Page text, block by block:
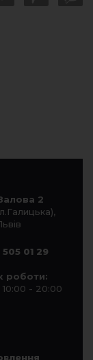
2
01 29
роботи:
- 20:00